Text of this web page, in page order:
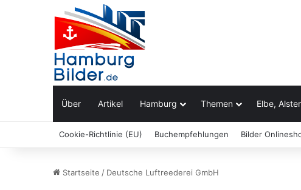
Über Artikel Hamburg Themen Elbe,
Cookie-Richtlinie (EU) Buchempfehlungen Bilder
Startseite / Deutsche Luftreederei GmbH